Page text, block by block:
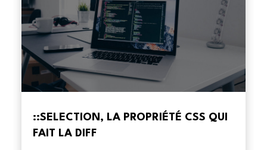
::SELECTION, LA PROPRIÉTÉ CSS QUI
FAIT LA DIFF